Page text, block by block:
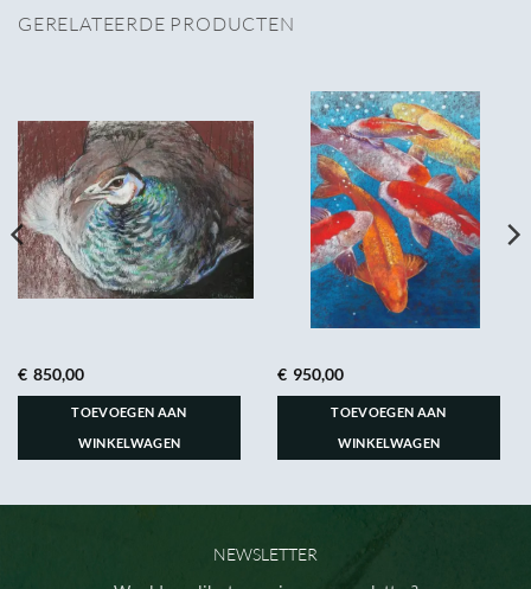
GERELATEERDE PRODUCTEN
€ 850,00
TOEVOEGEN AAN
WINKELWAGEN
€ 950,00
TOEVOEGEN AAN
WINKELWAGEN
NEWSLETTER